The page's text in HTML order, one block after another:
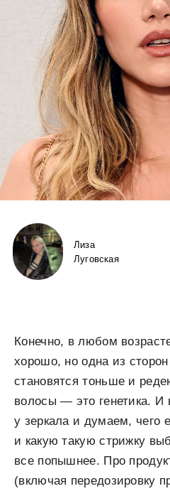
Лиза
Луговская
Конечно, в любом
хорошо, но одна из
становятся тоньше и
волосы — это генетика. И
у зеркала и думаем, чего
и какую такую стрижку
все попышнее. Про
(включая передозировку